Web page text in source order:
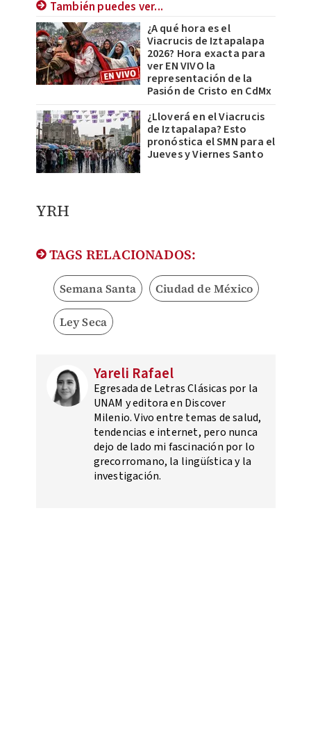
También puedes ver...
¿A qué hora es el
Viacrucis de Iztapalapa
2026? Hora exacta para
ver EN VIVO la
representación de la
Pasión de Cristo en CdMx
¿Lloverá en el Viacrucis
de Iztapalapa? Esto
pronóstica el SMN para el
Jueves y Viernes Santo
YRH
TAGS RELACIONADOS:
Semana Santa Ciudad de México
Ley Seca
Yareli Rafael
Egresada de Letras Clásicas por la
UNAM y editora en Discover
Milenio. Vivo entre temas de salud,
tendencias e internet, pero nunca
dejo de lado mi fascinación por lo
grecorromano, la lingüística y la
investigación.